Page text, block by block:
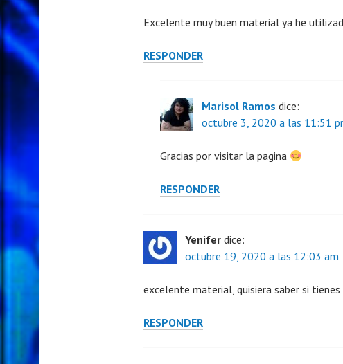
Excelente muy buen material ya he
RESPONDER
Marisol Ramos dice:
octubre 3, 2020 a las 11:51
Gracias por visitar la pagina
RESPONDER
Yenifer dice:
octubre 19, 2020 a las 12:03 am
excelente material, quisiera saber si
RESPONDER